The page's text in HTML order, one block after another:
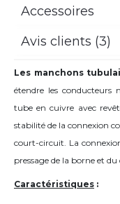
Accessoires
Avis clients (3)
Les manchons
étendre les conducteurs
tube en cuivre avec
stabilité de la connexion
court-circuit. La
pressage de la borne et
Caractéristiques :